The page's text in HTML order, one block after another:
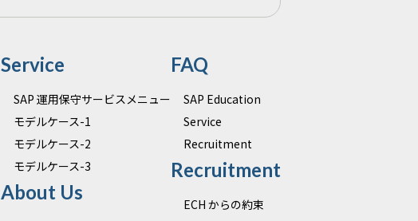
Service
SAP 運用保守サービスメニュー
モデルケース-1
モデルケース-2
モデルケース-3
About Us
FAQ
SAP Education
Service
Recruitment
Recruitment
ECH からの約束